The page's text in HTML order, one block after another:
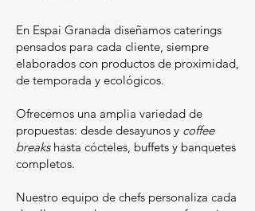
En Espai Granada diseñamos caterings
pensados para cada cliente, siempre
elaborados con productos de proximidad,
de temporada y ecológicos.
Ofrecemos una amplia variedad de
propuestas: desde desayunos y coffee
breakshasta cócteles, buffets y banquetes
completos.
Nuestro equipo de chefs personaliza cada